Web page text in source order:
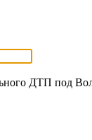
ДТП под